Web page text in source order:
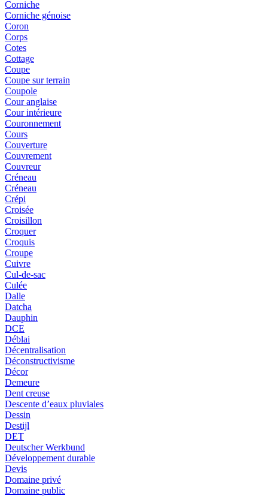
Corniche
Corniche génoise
Coron
Corps
Cotes
Cottage
Coupe
Coupe sur terrain
Coupole
Cour anglaise
Cour intérieure
Couronnement
Cours
Couverture
Couvrement
Couvreur
Créneau
Créneau
Crépi
Croisée
Croisillon
Croquer
Croquis
Croupe
Cuivre
Cul-de-sac
Culée
Dalle
Datcha
Dauphin
DCE
Déblai
Décentralisation
Déconstructivisme
Décor
Demeure
Dent creuse
Descente d’eaux pluviales
Dessin
Destijl
DET
Deutscher Werkbund
Développement durable
Devis
Domaine privé
Domaine public